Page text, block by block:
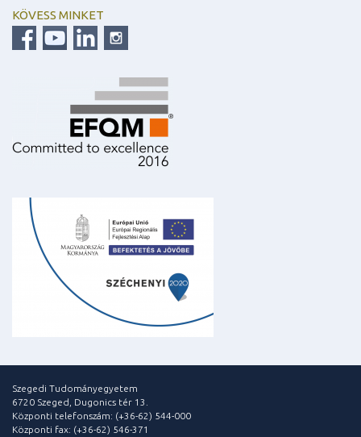
KÖVESS MINKET
Szegedi Tudományegyetem
6720 Szeged, Dugonics tér 13.
Központi telefonszám: (+36-62) 544-000
Központi fax: (+36-62) 546-371